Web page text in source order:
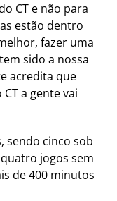
CT e não para
estão dentro
fazer uma
sido a nossa
acredita que
a gente vai
sendo cinco sob
jogos sem
de 400 minutos